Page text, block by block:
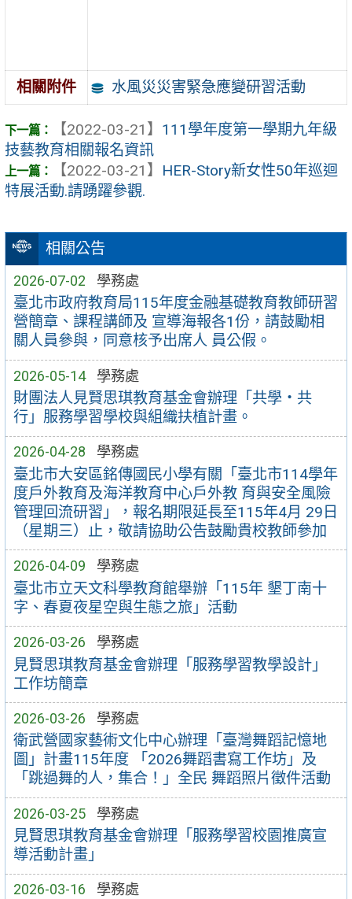
相關公告
2026-07-02 學務處
臺北市政府教育局115年度金融基礎教育教師研習
營簡章、課程講師及 宣導海報各1份，請鼓勵相
關人員參與，同意核予出席人 員公假。
2026-05-14 學務處
財團法人見賢思琪教育基金會辦理「共學・共
行」服務學習學校與組織扶植計畫。
2026-04-28 學務處
臺北市大安區銘傳國民小學有關「臺北市114學年
度戶外教育及海洋教育中心戶外教 育與安全風險
管理回流研習」，報名期限延長至115年4月 29日
（星期三）止，敬請協助公告鼓勵貴校教師參加
2026-04-09 學務處
臺北市立天文科學教育館舉辦「115年 墾丁南十
字、春夏夜星空與生態之旅」活動
2026-03-26 學務處
見賢思琪教育基金會辦理「服務學習教學設計」
工作坊簡章
2026-03-26 學務處
衛武營國家藝術文化中心辦理「臺灣舞蹈記憶地
圖」計畫115年度 「2026舞蹈書寫工作坊」及
「跳過舞的人，集合！」全民 舞蹈照片徵件活動
2026-03-25 學務處
見賢思琪教育基金會辦理「服務學習校園推廣宣
導活動計畫」
2026-03-16 學務處
相關附件 水風災災害緊急應變研習活動
【2022-03-21】 111學年度第一學期九年級
技藝教育相關報名資訊
【2022-03-21】 HER-Story新女性50年巡迴
特展活動.請踴躍參觀.